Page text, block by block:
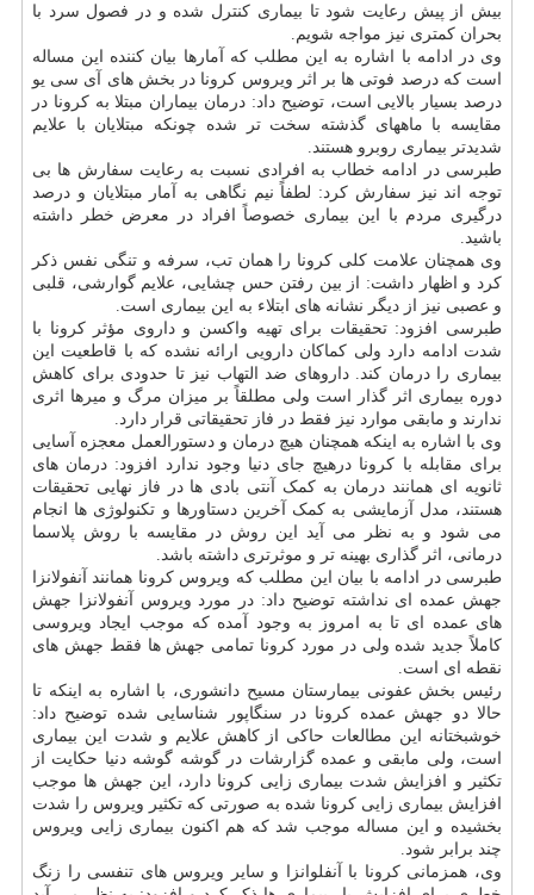
بیش از پیش رعایت شود تا بیماری کنترل شده و در فصول سرد با
بحران کمتری نیز مواجه شویم.
وی در ادامه با اشاره به این مطلب که آمارها بیان کننده این مساله
است که درصد فوتی ها بر اثر ویروس کرونا در بخش های آی سی یو
درصد بسیار بالایی است، توضیح داد: درمان بیماران مبتلا به کرونا در
مقایسه با ماههای گذشته سخت تر شده چونکه مبتلایان با علایم
شدیدتر بیماری روبرو هستند.
طبرسی در ادامه خطاب به افرادی نسبت به رعایت سفارش ها بی
توجه اند نیز سفارش کرد: لطفاً نیم نگاهی به آمار مبتلایان و درصد
درگیری مردم با این بیماری خصوصاً افراد در معرض خطر داشته
باشید.
وی همچنان علامت کلی کرونا را همان تب، سرفه و تنگی نفس ذکر
کرد و اظهار داشت: از بین رفتن حس چشایی، علایم گوارشی، قلبی
و عصبی نیز از دیگر نشانه های ابتلاء به این بیماری است.
طبرسی افزود: تحقیقات برای تهیه واکسن و داروی مؤثر کرونا با
شدت ادامه دارد ولی کماکان دارویی ارائه نشده که با قاطعیت این
بیماری را درمان کند. داروهای ضد التهاب نیز تا حدودی برای کاهش
دوره بیماری اثر گذار است ولی مطلقاً بر میزان مرگ و میرها اثری
ندارند و مابقی موارد نیز فقط در فاز تحقیقاتی قرار دارد.
وی با اشاره به اینکه همچنان هیچ درمان و دستورالعمل معجزه آسایی
برای مقابله با کرونا درهیچ جای دنیا وجود ندارد افزود: درمان های
ثانویه ای همانند درمان به کمک آنتی بادی ها در فاز نهایی تحقیقات
هستند، مدل آزمایشی به کمک آخرین دستاورها و تکنولوژی ها انجام
می شود و به نظر می آید این روش در مقایسه با روش پلاسما
درمانی، اثر گذاری بهینه تر و موثرتری داشته باشد.
طبرسی در ادامه با بیان این مطلب که ویروس کرونا همانند آنفولانزا
جهش عمده ای نداشته توضیح داد: در مورد ویروس آنفولانزا جهش
های عمده ای تا به امروز به وجود آمده که موجب ایجاد ویروسی
کاملاً جدید شده ولی در مورد کرونا تمامی جهش ها فقط جهش های
نقطه ای است.
رئیس بخش عفونی بیمارستان مسیح دانشوری، با اشاره به اینکه تا
حالا دو جهش عمده کرونا در سنگاپور شناسایی شده توضیح داد:
خوشبختانه این مطالعات حاکی از کاهش علایم و شدت این بیماری
است، ولی مابقی و عمده گزارشات در گوشه گوشه دنیا حکایت از
تکثیر و افزایش شدت بیماری زایی کرونا دارد، این جهش ها موجب
افزایش بیماری زایی کرونا شده به صورتی که تکثیر ویروس را شدت
بخشیده و این مساله موجب شد که هم اکنون بیماری زایی ویروس
چند برابر شود.
وی، همزمانی کرونا با آنفلوانزا و سایر ویروس های تنفسی را زنگ